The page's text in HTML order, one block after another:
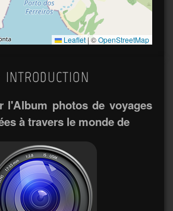
Leaflet | ©OpenStreetMap
INTRODUCTION
l'Album photos de voyages
à travers le monde de